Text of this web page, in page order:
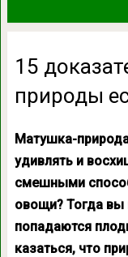
15
природы
Матушка-
удивлять и
смешными
овощи? Тогда
попадаются
казаться, что